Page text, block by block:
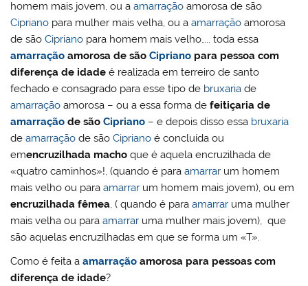
homem mais jovem, ou aamarração amorosa de são
Cipriano para mulher mais velha, ou aamarração amorosa
de sãoCipriano para homem mais velho….. toda essa
amarração amorosa de sãoCipriano para pessoa com
diferença de idade é realizada em terreiro de santo
fechado e consagrado para esse tipo de bruxaria de
amarração amorosa – ou a essa forma defeitiçaria de
amarração de sãoCipriano – e depois disso essa bruxaria
deamarração de sãoCipriano é concluída ou
emencruzilhada macho que é aquela encruzilhada de
«quatro caminhos»!, (quando é paraamarrar um homem
mais velho ou paraamarrar um homem mais jovem), ou em
encruzilhada fêmea, ( quando é paraamarrar uma mulher
mais velha ou paraamarrar uma mulher mais jovem), que
são aquelas encruzilhadas em que se forma um «T».
Como é feita aamarração amorosa para pessoas com
diferença de idade?